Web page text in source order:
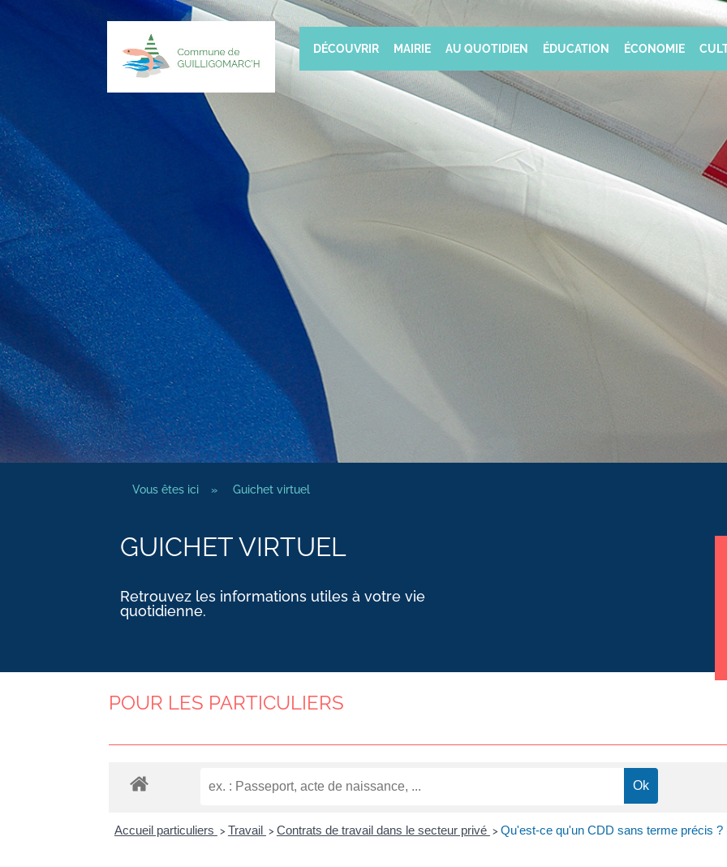
DÉCOUVRIR MAIRIE AU QUOTIDIEN ÉDUCATION ÉCONOMIE
Vous êtes ici » Guichet virtuel
GUICHET VIRTUEL
Retrouvez les informations utiles à votre vie
quotidienne.
POUR LES PARTICULIERS
Accueil particuliers > Travail > Contrats de travail dans le secteur privé > Qu'est-ce qu'un CDD sans terme précis ?